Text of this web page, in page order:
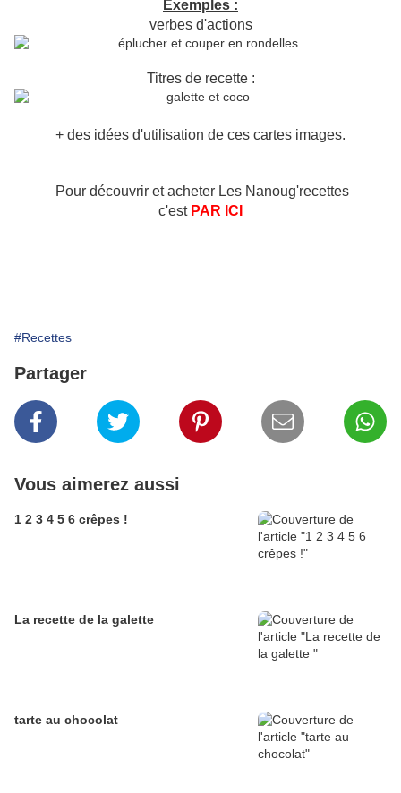
Exemples :
verbes d'actions
Titres de recette :
+ des idées d'utilisation de ces cartes images.
Pour découvrir et acheter Les Nanoug'recettes
c'est PAR ICI
#Recettes
Partager
Vous aimerez aussi
1 2 3 4 5 6 crêpes !
La recette de la galette
tarte au chocolat